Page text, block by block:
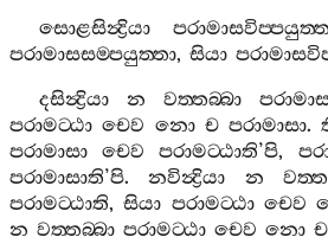
සොළසින්‍ද්‍රියා
පරාමාසසම‍්පයුත‍්තා, සියා
දසින්‍ද්‍රියා
න වත‍්තබ‍්බා
පරාමට‍්ඨා චෙව නො ච පරාමාසා.
පරාමාසා
චෙව පරාමට‍්ඨාති’පි,
පරාමාසාති’පි.නවින්‍ද්‍රියා න
පරාමට‍්ඨාති,සියා පරාමට‍්ඨා චෙව
න වත‍්තබ‍්බා පරාමට‍්ඨා චෙව නො ච